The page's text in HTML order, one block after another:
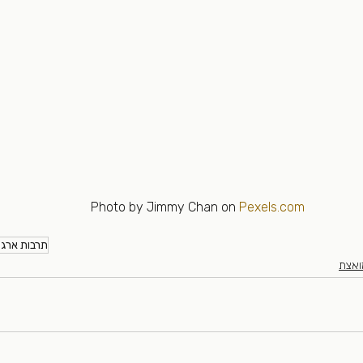
Photo by Jimmy Chan on Pexels.com
תרבות